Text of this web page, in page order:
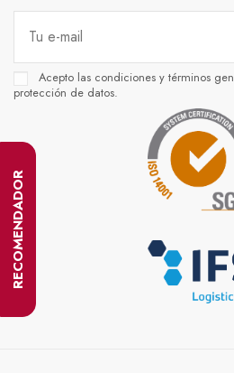
RECOMENDADOR
Acepto las condiciones y términos
protección de datos.